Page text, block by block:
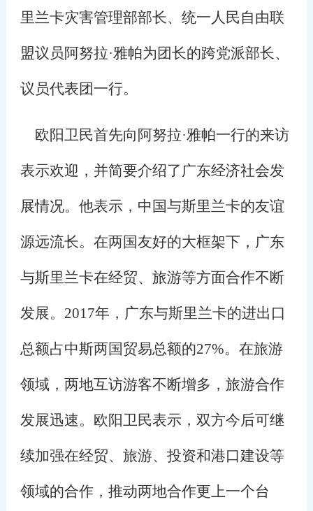
里兰卡灾害管理部部长、统一人民自由联
盟议员阿努拉·雅帕为团长的跨党派部长、
议员代表团一行。
欧阳卫民首先向阿努拉·雅帕一行的来访
表示欢迎，并简要介绍了广东经济社会发
展情况。他表示，中国与斯里兰卡的友谊
源远流长。在两国友好的大框架下，广东
与斯里兰卡在经贸、旅游等方面合作不断
发展。 2017年，广东与斯里兰卡的进出口
总额占中斯两国贸易总额的27%。在旅游
领域，两地互访游客不断增多，旅游合作
发展迅速。欧阳卫民表示，双方今后可继
续加强在经贸、旅游、投资和港口建设等
领域的合作，推动两地合作更上一个台